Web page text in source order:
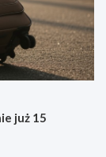
już 15